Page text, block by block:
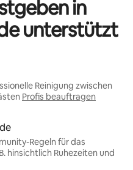
in
unterstützt
Reinigung zwischen
Profis beauftragen
Regeln für das
hinsichtlich Ruhezeiten und